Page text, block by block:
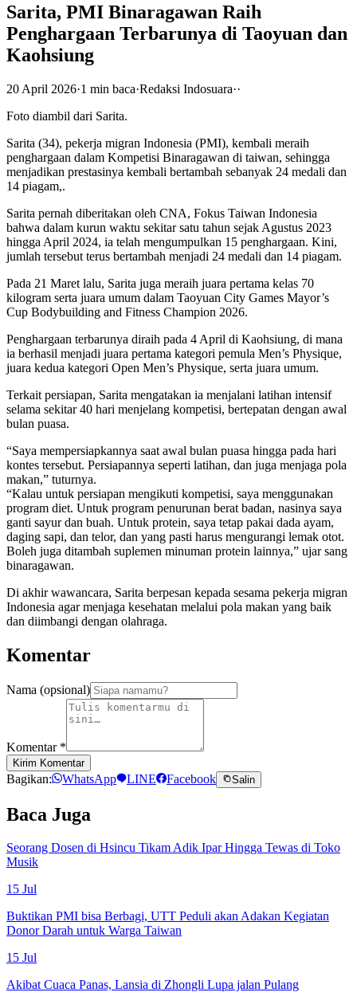
Sarita, PMI Binaragawan Raih
Penghargaan Terbarunya di Taoyuan dan
Kaohsiung
20 April 2026·1 min baca·Redaksi Indosuara··
Foto diambil dari Sarita.
Sarita (34), pekerja migran Indonesia (PMI), kembali meraih
penghargaan dalam Kompetisi Binaragawan di taiwan, sehingga
menjadikan prestasinya kembali bertambah sebanyak 24 medali dan
14 piagam,.
Sarita pernah diberitakan oleh CNA, Fokus Taiwan Indonesia
bahwa dalam kurun waktu sekitar satu tahun sejak Agustus 2023
hingga April 2024, ia telah mengumpulkan 15 penghargaan. Kini,
jumlah tersebut terus bertambah menjadi 24 medali dan 14 piagam.
Pada 21 Maret lalu, Sarita juga meraih juara pertama kelas 70
kilogram serta juara umum dalam Taoyuan City Games Mayor’s
Cup Bodybuilding and Fitness Champion 2026.
Penghargaan terbarunya diraih pada 4 April di Kaohsiung, di mana
ia berhasil menjadi juara pertama kategori pemula Men’s Physique,
juara kedua kategori Open Men’s Physique, serta juara umum.
Terkait persiapan, Sarita mengatakan ia menjalani latihan intensif
selama sekitar 40 hari menjelang kompetisi, bertepatan dengan awal
bulan puasa.
“Saya mempersiapkannya saat awal bulan puasa hingga pada hari
kontes tersebut. Persiapannya seperti latihan, dan juga menjaga pola
makan,” tuturnya.
“Kalau untuk persiapan mengikuti kompetisi, saya menggunakan
program diet. Untuk program penurunan berat badan, nasinya saya
ganti sayur dan buah. Untuk protein, saya tetap pakai dada ayam,
daging sapi, dan telor, dan yang pasti harus mengurangi lemak otot.
Boleh juga ditambah suplemen minuman protein lainnya,” ujar sang
binaragawan.
Di akhir wawancara, Sarita berpesan kepada sesama pekerja migran
Indonesia agar menjaga kesehatan melalui pola makan yang baik
dan diimbangi dengan olahraga.
Komentar
Nama (opsional)
Komentar *
Kirim Komentar
Bagikan: WhatsApp LINE Facebook Salin
Baca Juga
Seorang Dosen di Hsincu Tikam Adik Ipar Hingga Tewas di Toko
Musik
15 Jul
Buktikan PMI bisa Berbagi, UTT Peduli akan Adakan Kegiatan
Donor Darah untuk Warga Taiwan
15 Jul
Akibat Cuaca Panas, Lansia di Zhongli Lupa jalan Pulang